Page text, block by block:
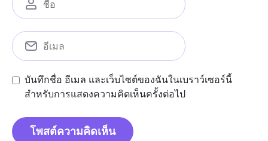
บันทึกชื่อ อีเมล และเว็บไซต์ของฉันในเบราว์เซอร์นี้
สำหรับการแสดงความคิดเห็นครั้งต่อไป